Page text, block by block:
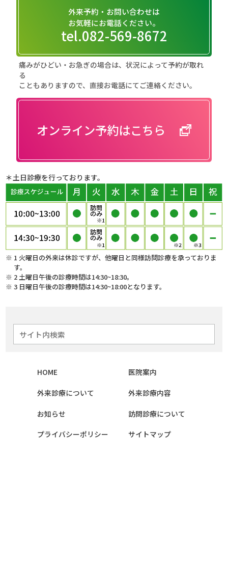
外来予約・お問い合わせは
お気軽にお電話ください。
tel.082-569-8672
痛みがひどい・お急ぎの場合は、状況によって予約が取れ
る
こともありますので、直接お電話にてご連絡ください。
オンライン予約はこちら
＊土日診療を行っております。
1 火曜日の外来は休診ですが、他曜日と同様訪問診療を承っておりま
す。
2 土曜日午後の診療時間は14:30~18:30。
3 日曜日午後の診療時間は14:30~18:00となります。
HOME 医院案内
外来診療について 外来診療内容
お知らせ 訪問診療について
プライバシーポリシー サイトマップ